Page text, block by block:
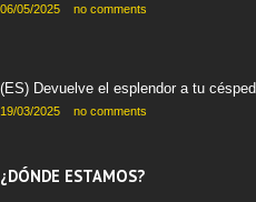
06/05/2025 no comments
(ES) Devuelve el esplendor a tu césped
19/03/2025 no comments
¿DÓNDE ESTAMOS?